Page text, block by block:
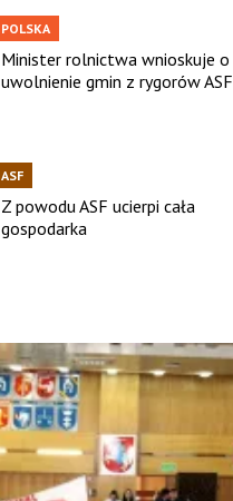
POLSKA
Minister rolnictwa wnioskuje o
uwolnienie gmin z rygorów ASF
ASF
Z powodu ASF ucierpi cała
gospodarka